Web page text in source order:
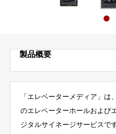
製品概要
「エレベーターメディア」
のエレベーターホールおよび
ジタルサイネージサービスで